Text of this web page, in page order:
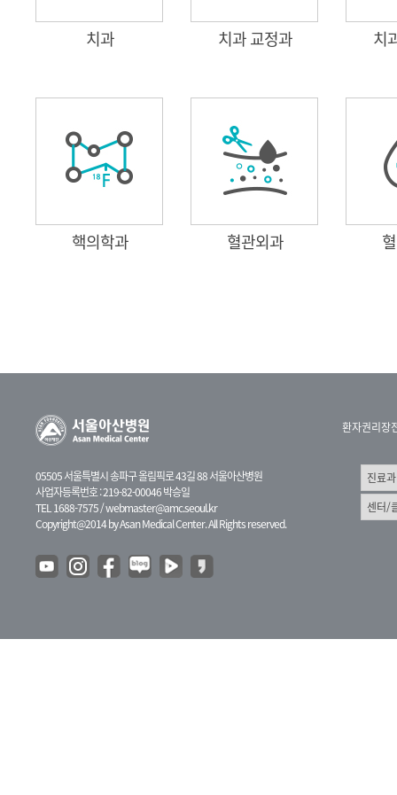
치과 치과 교정과 치
핵의학과 혈관외과
05505 서울특별시 송파구 올림픽로 43길 88 서울아산병원
사업자등록번호 : 219-82-00046 박승일
TEL 1688-7575 /webmaster@amc.seoul.kr
Copyright@2014 by Asan Medical Center. All Rights reserved.
환자권리장